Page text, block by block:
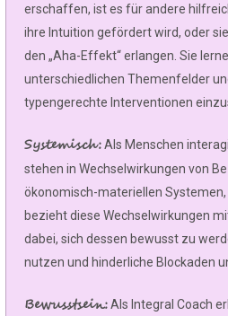
erschaffen, ist es für andere
ihre Intuition gefördert wird, oder
den „Aha-Effekt“ erlangen. Sie
unterschiedlichen Themenfelder
typengerechte Interventionen
Systemisch:Als Menschen
stehen in Wechselwirkungen von
ökonomisch-materiellen
bezieht diese Wechselwirkungen
dabei, sich dessen bewusst zu
nutzen und hinderliche Blockaden
Bewusstsein:Als Integral Coach